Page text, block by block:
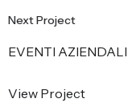
View Project
EVENTI AZIENDALI